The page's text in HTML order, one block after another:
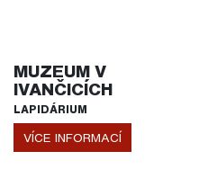
MUZEUM V
IVANČICÍCH
LAPIDÁRIUM
VÍCE INFORMACÍ